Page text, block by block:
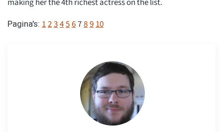
making her the 4th richest actress on the list.
Pagina's: 12345678910